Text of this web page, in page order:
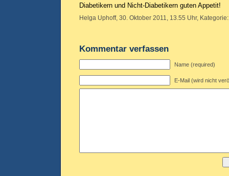
Diabetikern und Nicht-Diabetikern guten Appetit!
Helga Uphoff, 30. Oktober 2011, 13.55 Uhr,
Kommentar verfassen
Name (required)
E-Mail (wird nicht